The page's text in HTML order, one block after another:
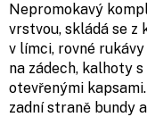
Nepromokavý
vrstvou, skládá se z
v límci, rovné
na zádech, kalhoty
otevřenými
zadní straně bundy